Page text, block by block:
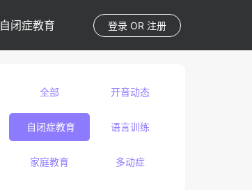
登录 OR 注册
自闭症教育
全部 开音动态
自闭症教育 语言训练
家庭教育 多动症